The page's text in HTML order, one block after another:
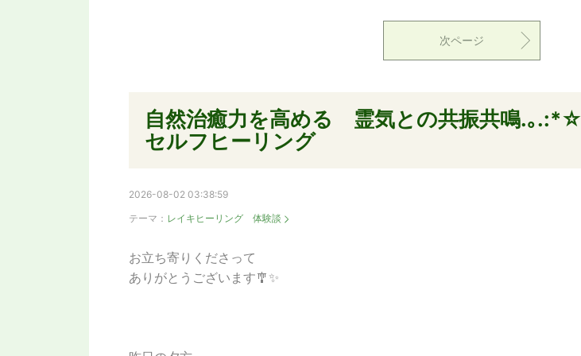
次ページ
自然治癒力を高める 霊気との共振共鳴.｡.:*☆
セルフヒーリング
2026-08-02 03:38:59
テーマ： レイキヒーリング 体験談
お立ち寄りくださって
ありがとうございます🎐✨